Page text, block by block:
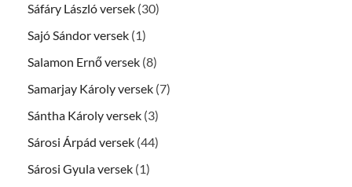
Sáfáry László versek (30)
Sajó Sándor versek (1)
Salamon Ernő versek (8)
Samarjay Károly versek (7)
Sántha Károly versek (3)
Sárosi Árpád versek (44)
Sárosi Gyula versek (1)